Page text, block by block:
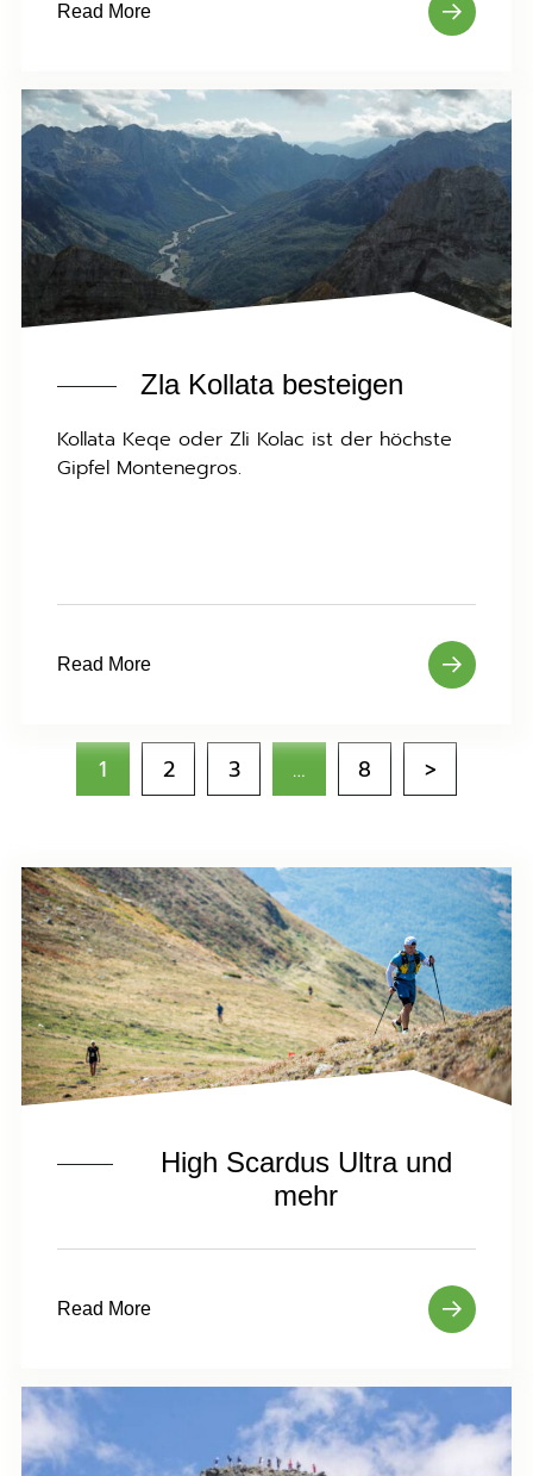
Read More
Zla Kollata besteigen
Kollata Keqe oder Zli Kolac ist der höchste
Gipfel Montenegros.
Read More
1 2 3 … 8 >
High Scardus Ultra und
mehr
Read More